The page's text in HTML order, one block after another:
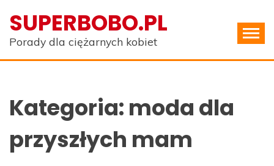
content
SUPERBOBO.PL
Porady dla ciężarnych kobiet
Kategoria: moda dla
przyszłych mam